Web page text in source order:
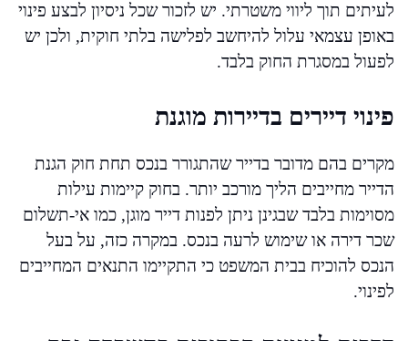
לעיתים תוך ליווי משטרתי. יש לזכור שכל ניסיון לבצע פינוי
באופן עצמאי עלול להיחשב לפלישה בלתי חוקית, ולכן יש
לפעול במסגרת החוק בלבד.
פינוי דיירים בדיירות מוגנת
מקרים בהם מדובר בדייר שהתגורר בנכס תחת חוק הגנת
הדייר מחייבים הליך מורכב יותר. בחוק קיימות עילות
מסוימות בלבד שבגינן ניתן לפנות דייר מוגן, כמו אי-תשלום
שכר דירה או שימוש לרעה בנכס. במקרה כזה, על בעל
הנכס להוכיח בבית המשפט כי התקיימו התנאים המחייבים
לפינוי.